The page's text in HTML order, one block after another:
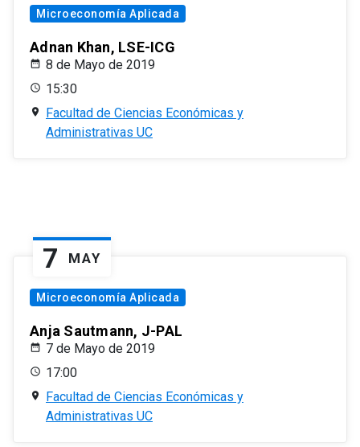
Microeconomía Aplicada
Adnan Khan, LSE-ICG
8 de Mayo de 2019
15:30
Facultad de Ciencias Económicas y
Administrativas UC
7 MAY
Microeconomía Aplicada
Anja Sautmann, J-PAL
7 de Mayo de 2019
17:00
Facultad de Ciencias Económicas y
Administrativas UC